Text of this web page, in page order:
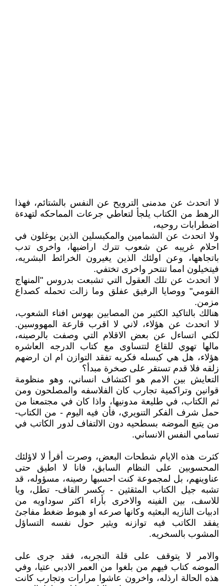
لا اتحدث عن مدمنى الترويح عن النفس بالشتائم، فهذا
الرهط من الكتاب يلجأ لتعاطي جرعات المماحكه لتهدءة
اضطرابات روحيه،
ولا اتحدث عن الشمامين والمكبسلين الذين يوغلون في
احلام غريبه عن شعوب تترك اراضيها، واخرى تدب
باتجاهها، وعن اولئك الذين يغيرون الخرائط البشريه،
فيتخيلون امما تنتحر واخرى تختفي.
لا اتحدث عن تلك العقول التي تشبعت بدروس "المنهاج
القومي" ووصايا الرفيق عفلق وما زالت تحمله كصداع
مزمن.
هنالك بالتاكيد الكثير من المصابين بهوس افناء الشعوب،
لا اتحدث عن هؤلاء، لاني لا اقرب قارعة المهووسين.
لكني اتساءل عن بعض الاقلام التي وصفت بالرصينه،
مالها تهوي للقاع لتتساوى مع كتاب الدرجه العاشره
هؤلاء، هل هي كبسله فكريه تفقد التوازن ام ان ارضهم
زلقه فلا قدم تستقر على صخرة مبدأ؟
التعايش بين الامم هو اكتشاف انساني، وهو منظومة
قوانين وتراكمية تجارب كان الفلاسفه والمصلحون ومن
ثم الكتاب، في طليعة مدونيها، واذا كان في مجتمعنا من
حمل شرف الفكر التنويري، فأن فيه اليوم - من الكتاب-
من يتبع الموضه بسطحيه دون الالتفاف لدور الكاتب في
تسامي النفس الانساني.
كثرت هذه الايام شطحات البعض، وصرت أقرأ لا لاؤلئك
المحسوبين على النظام السابق، فانا لا اطيق حتى
عناوينهم، بل لمجموعة كنت احسبها رصينه، مسؤوله، قد
تشبه جيل الكتاب المثقثين - بكسر القاف- تطل، ويا
للاسف، بين الفينه والاخرى بأراء اكثر سوداويه من
ادبيات النازيه البعثيه وكانها صرعه او هبوط ضغط مفاجئ
يفقد الكاتب فيه توازنه ويثير حول نفسه التساؤل
المشوب بالسخريه.
والامر لا يتوقف على قلة التجربه، فقد جرى على
الموضه كتاب فيهم من بلغوا من العمر الادبي عتيا، وفي
هذه الحالة ارذله، واخرون عاشوا مرارات وتجارب كانت